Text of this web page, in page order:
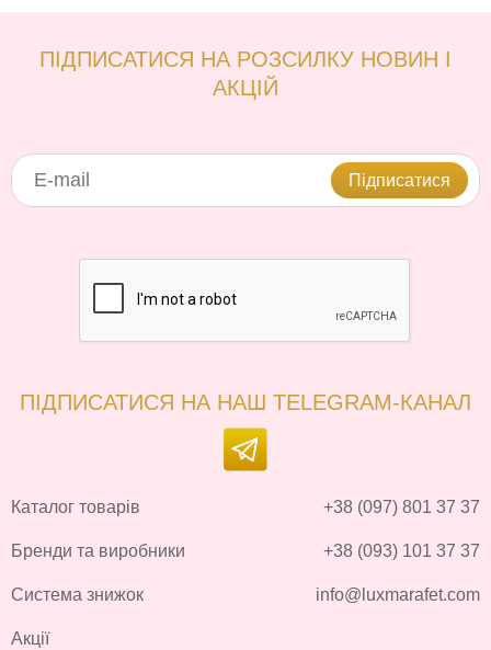
ПІДПИСАТИСЯ НА РОЗСИЛКУ НОВИН І
АКЦІЙ
Підписатися
ПІДПИСАТИСЯ НА НАШ TELEGRAM-КАНАЛ
Каталог товарів
Бренди та виробники
Система знижок
Акції
+38 (097) 801 37 37
+38 (093) 101 37 37
info@luxmarafet.com